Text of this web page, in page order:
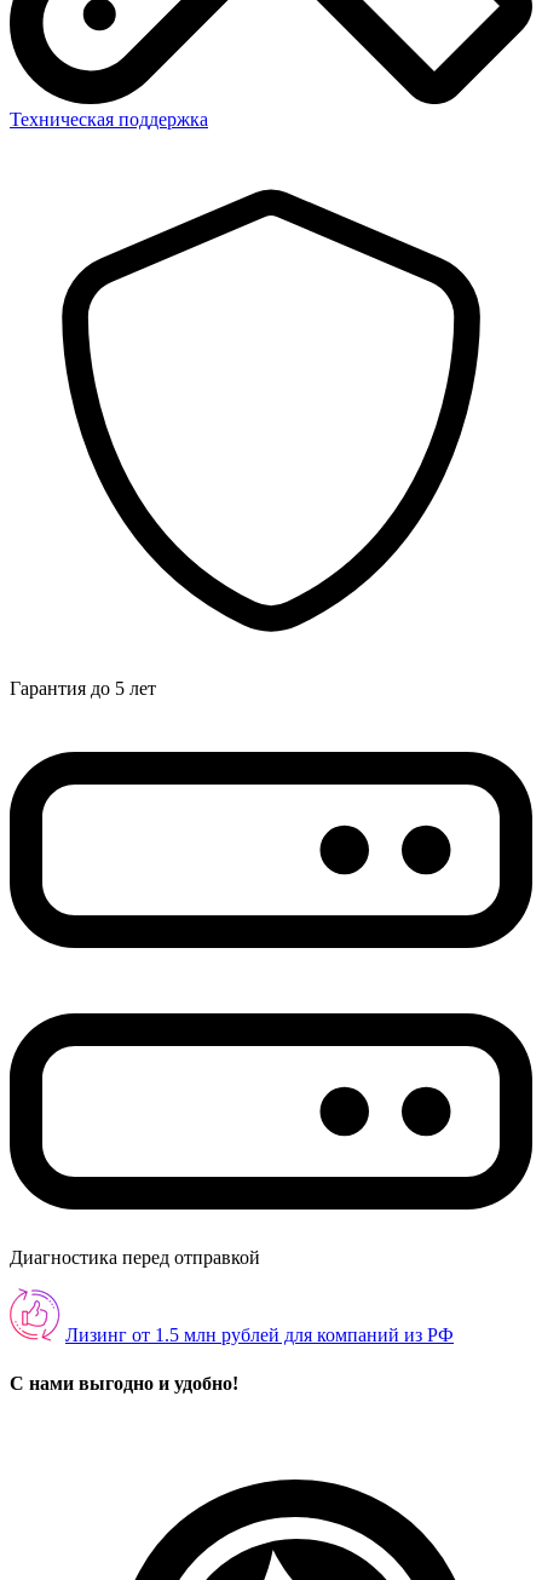
Техническая поддержка
Гарантия до 5 лет
Диагностика перед отправкой
Лизинг от 1.5 млн рублей для компаний из РФ
С нами выгодно и удобно!